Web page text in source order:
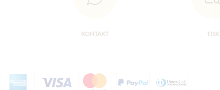
KONTAKT TISK